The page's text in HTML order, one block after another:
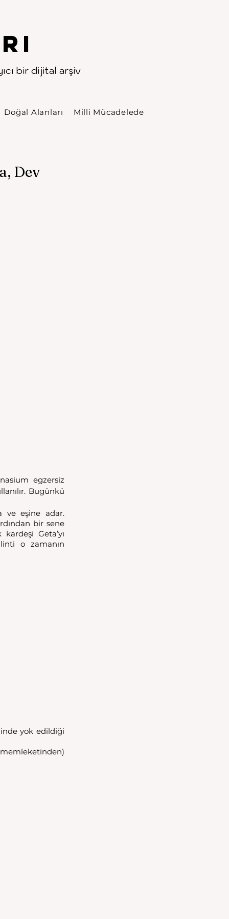
bir dijital arşiv
Doğal Alanları Milli Mücadelede
Dev
egzersiz
Bugünkü
ve eşine adar.
bir sene
Geta’yı
o zamanın
yok edildiği
memleketinden)